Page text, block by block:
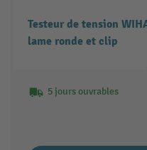
Testeur de tension
lame ronde et clip
5 jours ouvrables